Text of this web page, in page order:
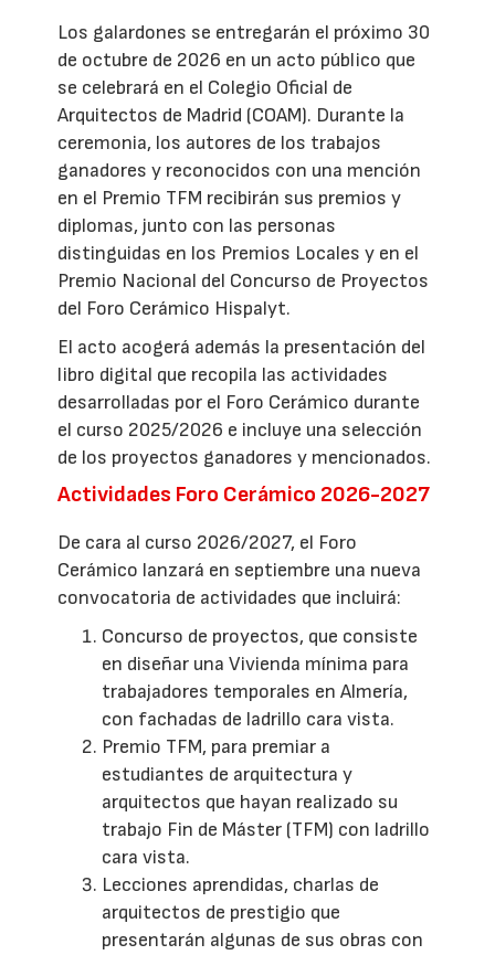
Los galardones se entregarán el próximo 30
de octubre de 2026 en un acto público que
se celebrará en el Colegio Oficial de
Arquitectos de Madrid (COAM). Durante la
ceremonia, los autores de los trabajos
ganadores y reconocidos con una mención
en el Premio TFM recibirán sus premios y
diplomas, junto con las personas
distinguidas en los Premios Locales y en el
Premio Nacional del Concurso de Proyectos
del Foro Cerámico Hispalyt.
El acto acogerá además la presentación del
libro digital que recopila las actividades
desarrolladas por el Foro Cerámico durante
el curso 2025/2026 e incluye una selección
de los proyectos ganadores y mencionados.
Actividades Foro Cerámico 2026-2027
De cara al curso 2026/2027, el Foro
Cerámico lanzará en septiembre una nueva
convocatoria de actividades que incluirá:
Concurso de proyectos, que consiste
en diseñar una Vivienda mínima para
trabajadores temporales en Almería,
con fachadas de ladrillo cara vista.
Premio TFM, para premiar a
estudiantes de arquitectura y
arquitectos que hayan realizado su
trabajo Fin de Máster (TFM) con ladrillo
cara vista.
Lecciones aprendidas, charlas de
arquitectos de prestigio que
presentarán algunas de sus obras con